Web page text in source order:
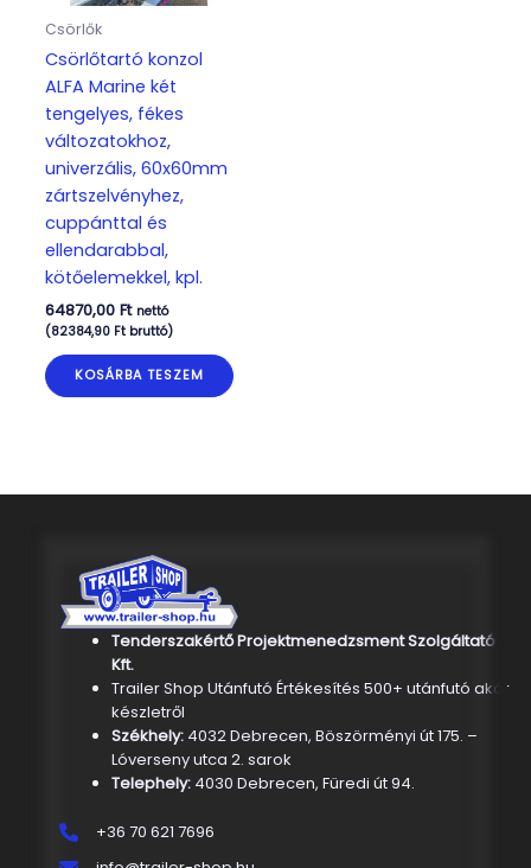
Csörlők
Csörlőtartó konzol
ALFA Marine két
tengelyes, fékes
változatokhoz,
univerzális, 60x60mm
zártszelvényhez,
cuppánttal és
ellendarabbal,
kötőelemekkel, kpl.
64870,00 Ft nettó
(82384,90 Ftbruttó)
KOSÁRBA TESZEM
Tenderszakértő Projektmenedzsment Szolgáltató
Kft.
Trailer Shop Utánfutó Értékesítés 500+ utánfutó akár
készletről
Székhely: 4032 Debrecen, Böszörményi út 175. –
Lóverseny utca 2. sarok
Telephely:4030 Debrecen, Füredi út 94.
+36 70 621 7696